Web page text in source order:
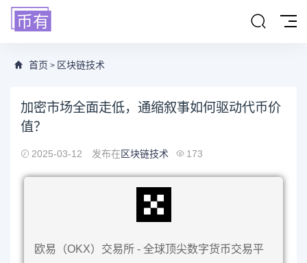
首页 > 区块链技术
加密市场全面走低，通缩叙事如何驱动代币价
值？
2025-03-12 发布在区块链技术 173
欧易（OKX）交易所 - 全球顶尖数字货币交易平